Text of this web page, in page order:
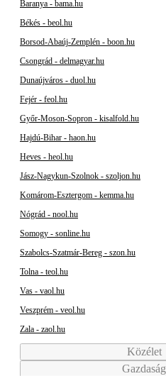
Baranya - bama.hu
Békés - beol.hu
Borsod-Abaúj-Zemplén - boon.hu
Csongrád - delmagyar.hu
Dunaújváros - duol.hu
Fejér - feol.hu
Győr-Moson-Sopron - kisalfold.hu
Hajdú-Bihar - haon.hu
Heves - heol.hu
Jász-Nagykun-Szolnok - szoljon.hu
Komárom-Esztergom - kemma.hu
Nógrád - nool.hu
Somogy - sonline.hu
Szabolcs-Szatmár-Bereg - szon.hu
Tolna - teol.hu
Vas - vaol.hu
Veszprém - veol.hu
Zala - zaol.hu
Közélet
Gazdaság